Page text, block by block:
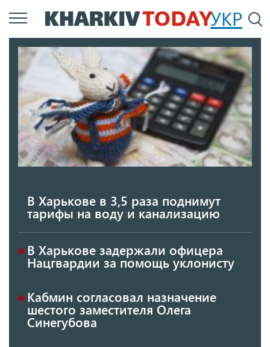
Перейти
к
содержанию
УКР
В Харькове в 3,5 раза поднимут
тарифы на воду и канализацию
В Харькове задержали офицера
Нацгвардии за помощь уклонисту
Кабмин согласовал назначение
шестого заместителя Олега
Синегубова